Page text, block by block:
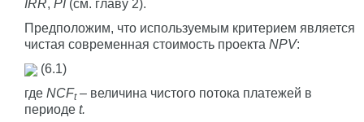
IRR, PI (см. главу 2).
Предположим, что используемым критерием является
чистая современная стоимость проекта NPV:
(6.1)
где NCFt– величина чистого потока платежей в
периоде t.